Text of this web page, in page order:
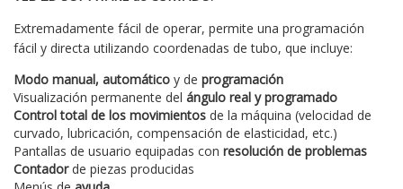
Extremadamente fácil de operar, permite una programación
fácil y directa utilizando coordenadas de tubo, que incluye:
Modo manual, automático y de programación
Visualización permanente del ángulo real y programado
Control total de los movimientos de la máquina (velocidad de
curvado, lubricación, compensación de elasticidad, etc.)
Pantallas de usuario equipadas con resolución de problemas
Contadorde piezas producidas